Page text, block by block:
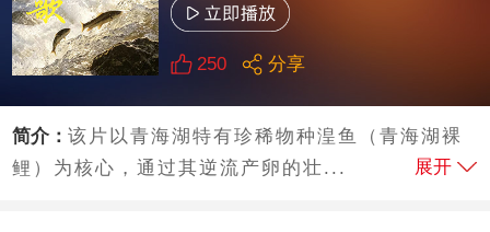
250 分享
简介：该片以青海湖特有珍稀物种湟鱼（青海湖裸
鲤）为核心，通过其逆流产卵的壮...
展开